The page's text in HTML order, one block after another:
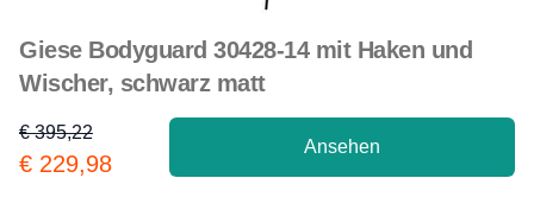
Giese Bodyguard 30428-14 mit Haken und
Wischer, schwarz matt
Product information
€ 395,22
€ 229,98
Ansehen